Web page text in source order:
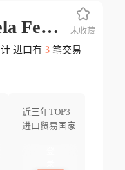
Cruz Perez Gabriela Fernanda
进口有 3笔交易
近三年TOP3
进口贸易国家
未收藏